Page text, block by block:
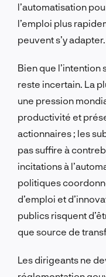
l’automatisation
l’emploi plus
peuvent s’y adapter.
Bien que
reste incertain. La
une pression
productivité et
actionnaires ; les
pas suffire à
incitations à
politiques
d’emploi et
publics risquent
que source de
Les dirigeants ne